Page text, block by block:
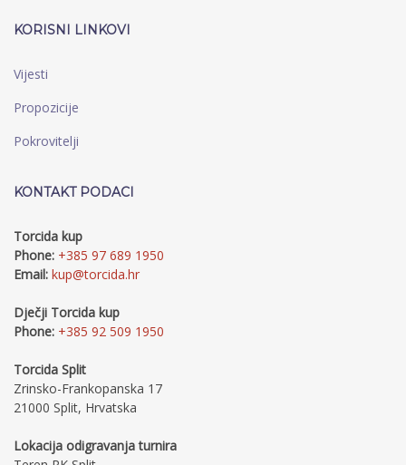
KORISNI LINKOVI
Vijesti
Propozicije
Pokrovitelji
KONTAKT PODACI
Torcida kup
Phone: +385 97 689 1950
Email: kup@torcida.hr
Dječji Torcida kup
Phone: +385 92 509 1950
Torcida Split
Zrinsko-Frankopanska 17
21000 Split, Hrvatska
Lokacija odigravanja turnira